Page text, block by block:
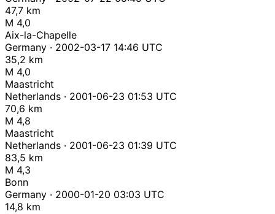
47,7 km
M 4,0
Aix-la-Chapelle
Germany · 2002-03-17 14:46 UTC
35,2 km
M 4,0
Maastricht
Netherlands · 2001-06-23 01:53 UTC
70,6 km
M 4,8
Maastricht
Netherlands · 2001-06-23 01:39 UTC
83,5 km
M 4,3
Bonn
Germany · 2000-01-20 03:03 UTC
14,8 km